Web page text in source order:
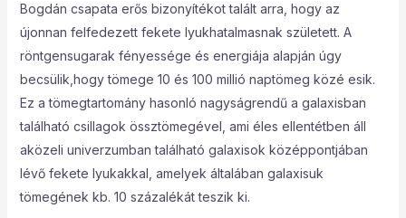
Bogdán csapata erős bizonyítékot talált arra, hogy az
újonnan felfedezett fekete lyukhatalmasnak született. A
röntgensugarak fényessége és energiája alapján úgy
becsülik,hogy tömege 10 és 100 millió naptömeg közé esik.
Ez a tömegtartomány hasonló nagyságrendű a galaxisban
található csillagok össztömegével, ami éles ellentétben áll
aközeli univerzumban található galaxisok középpontjában
lévő fekete lyukakkal, amelyek általában galaxisuk
tömegének kb. 10 százalékát teszik ki.